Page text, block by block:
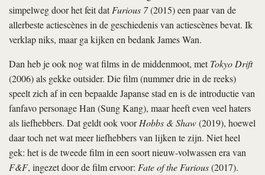
simpelweg door het feit datFurious 7(2015) een paar van de
allerbeste actiescènes in de geschiedenis van actiescènes bevat. Ik
verklap niks, maar ga kijken en bedank James Wan.
Dan heb je ook nog wat films in de middenmoot, metTokyo Drift
(2006) als gekke outsider. Die film (nummer drie in de reeks)
speelt zich af in een bepaalde Japanse stad en is de introductie van
fanfavo personage Han (Sung Kang), maar heeft even veel haters
als liefhebbers. Dat geldt ook voorHobbs & Shaw(2019), hoewel
daar toch net wat meer liefhebbers van lijken te zijn. Niet heel
gek: het is de tweede film in een soort nieuw-volwassen era van
F&F, ingezet door de film ervoor: Fate of the Furious(2017).